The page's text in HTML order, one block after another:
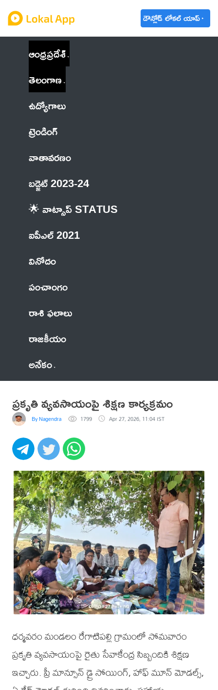
డౌన్లోడ్ లోకల్ యాప్
ఆంధ్రప్రదేశ్
తెలంగాణ
ఉద్యోగాలు
ట్రెండింగ్
వాతావరణం
బడ్జెట్ 2023-24
🌟 వాట్సాప్ STATUS
ఐపీఎల్ 2021
వినోదం
పంచాంగం
రాశి ఫలాలు
రాజకీయం
అనేకం
ప్రకృతి వ్యవసాయంపై శిక్షణ కార్యక్రమం
By Nagendra 1799 Apr 27, 2026, 11:04 IST
ధర్మవరం మండలం రేగాటిపల్లి గ్రామంలో సోమవారం
ప్రకృతి వ్యవసాయంపై రైతు సేవాకేంద్ర సిబ్బందికి శిక్షణ
ఇచ్చారు. ప్రీ మాన్సూన్ డ్రై సోయింగ్, హాఫ్ మూన్ మోడల్స్,